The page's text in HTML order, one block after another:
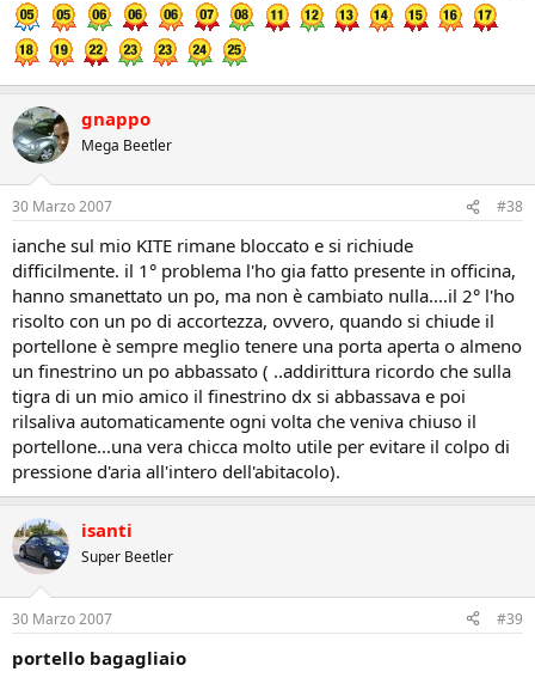
gnappo
Mega Beetler
30 Marzo 2007 #38
ianche sul mio KITE rimane bloccato e si richiude
difficilmente. il 1° problema l'ho gia fatto presente in officina,
hanno smanettato un po, ma non è cambiato nulla....il 2° l'ho
risolto con un po di accortezza, ovvero, quando si chiude il
portellone è sempre meglio tenere una porta aperta o almeno
un finestrino un po abbassato ( ..addirittura ricordo che sulla
tigra di un mio amico il finestrino dx si abbassava e poi
rilsaliva automaticamente ogni volta che veniva chiuso il
portellone...una vera chicca molto utile per evitare il colpo di
pressione d'aria all'intero dell'abitacolo).
isanti
Super Beetler
30 Marzo 2007 #39
portello bagagliaio